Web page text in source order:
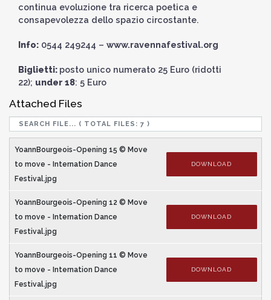
continua evoluzione tra ricerca poetica e
consapevolezza dello spazio circostante.
Info: 0544 249244 – www.ravennafestival.org
Biglietti: posto unico numerato 25 Euro (ridotti
22); under 18: 5 Euro
Attached Files
YoannBourgeois-Opening 15 © Move
to move - Internation Dance
Festival.jpg
DOWNLOAD
YoannBourgeois-Opening 12 © Move
to move - Internation Dance
Festival.jpg
DOWNLOAD
YoannBourgeois-Opening 11 © Move
to move - Internation Dance
Festival.jpg
DOWNLOAD